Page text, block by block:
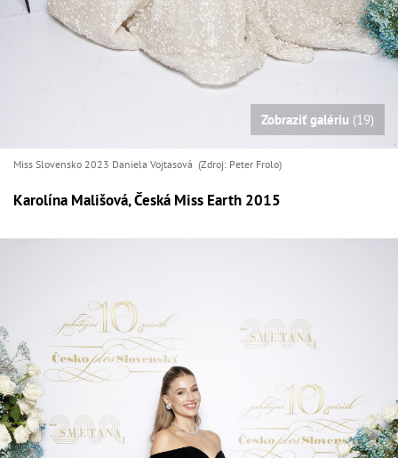
Zobraziť galériu (19)
Miss Slovensko 2023 Daniela Vojtasová (Zdroj: Peter Frolo)
Karolína Mališová, Česká Miss Earth 2015